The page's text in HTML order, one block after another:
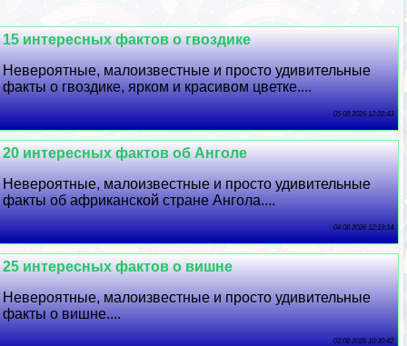
15 интересных фактов о гвоздике
Невероятные, малоизвестные и просто удивительные
факты о гвоздике, ярком и красивом цветке....
05 08 2026 12:22:43
20 интересных фактов об Анголе
Невероятные, малоизвестные и просто удивительные
факты об африканской стране Ангола....
04 08 2026 12:19:14
25 интересных фактов о вишне
Невероятные, малоизвестные и просто удивительные
факты о вишне....
03 08 2026 10:30:42